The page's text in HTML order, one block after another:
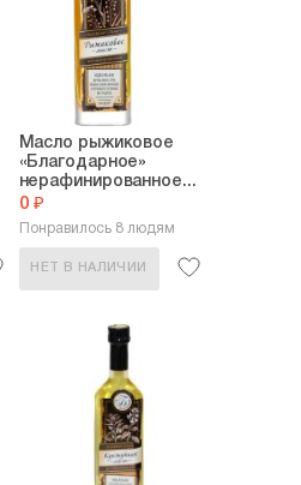
Масло рыжиковое
«Благодарное»
нерафинированное...
0 ₽
Понравилось 8 людям
НЕТ В НАЛИЧИИ